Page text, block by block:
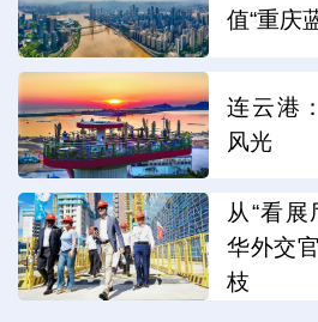
值“重庆
连云港
风光
从“看展
华外交
枝